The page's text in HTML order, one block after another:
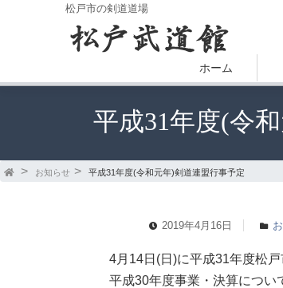
松戸市の剣道道場
ホーム
平成31年度(令
お知らせ 平成31年度(令和元年)剣道連盟行事予定
2019年4月16日
4月14日(日)に平成31年度松
平成30年度事業・決算につい